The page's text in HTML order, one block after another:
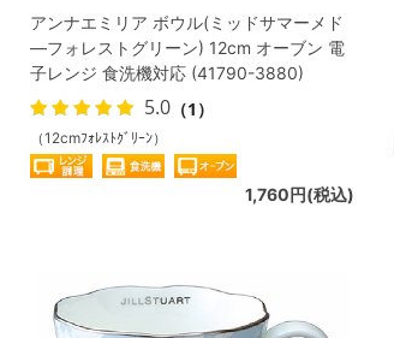
アンナエミリア ボウル(ミッドサマーメド
―フォレストグリーン) 12cm オーブン 電
子レンジ 食洗機対応 (41790-3880)
5.0 （1）
（12cmﾌｫﾚｽﾄｸﾞﾘｰﾝ）
1,760円(税込)